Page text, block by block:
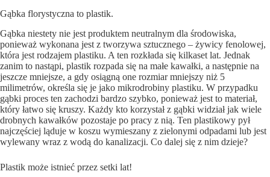
Gąbka florystyczna to plastik.
Gąbka niestety nie jest produktem neutralnym dla środowiska,
ponieważ wykonana jest z tworzywa sztucznego – żywicy fenolowej,
która jest rodzajem plastiku. A ten rozkłada się kilkaset lat. Jednak
zanim to nastąpi, plastik rozpada się na małe kawałki, a następnie na
jeszcze mniejsze, a gdy osiągną one rozmiar mniejszy niż 5
milimetrów, określa się je jako mikrodrobiny plastiku. W przypadku
gąbki proces ten zachodzi bardzo szybko, ponieważ jest to materiał,
który łatwo się kruszy. Każdy kto korzystał z gąbki widział jak wiele
drobnych kawałków pozostaje po pracy z nią. Ten plastikowy pył
najczęściej ląduje w koszu wymieszany z zielonymi odpadami lub jest
wylewany wraz z wodą do kanalizacji. Co dalej się z nim dzieje?
Plastik może istnieć przez setki lat!